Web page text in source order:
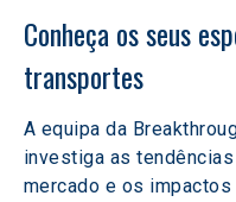
Conheça os seus
transportes
A equipa da
investiga as
mercado e os